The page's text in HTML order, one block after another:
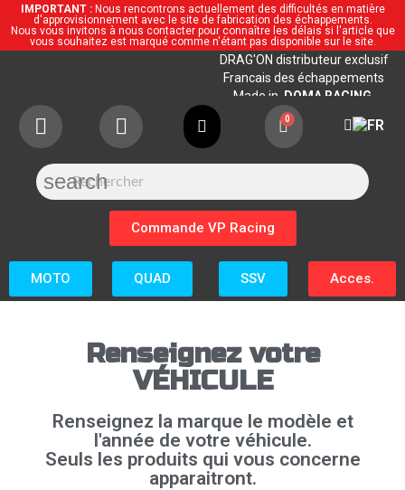
IMPORTANT :Nous rencontrons actuellement des difficultés en matière
d'approvisionnement avec le site de fabrication des échappements.
Nous vous invitons à nous contacter pour connaître les délais si l'article que
vous souhaitez est marqué comme n'étant pas disponible sur le site.
DRAG'ON distributeur exclusif
Francais des échappements
Made in DOMA RACING.
search
Commande VP Racing
Acces.
SSV
QUAD
MOTO
Renseignez votre
VÉHICULE
Renseignez la marque le modèle et
l'année de votre véhicule.
Seuls les produits qui vous concerne
apparaitront.